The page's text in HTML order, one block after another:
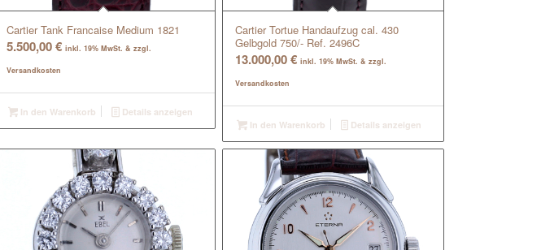
Cartier Tank Francaise Medium 1821
5.500,00€ inkl. 19% MwSt. & zzgl.
Versandkosten
In den Warenkorb Details anzeigen
Cartier Tortue Handaufzug cal. 430
Gelbgold 750/- Ref. 2496C
13.000,00€ inkl. 19% MwSt. & zzgl.
Versandkosten
In den Warenkorb Details anzeigen